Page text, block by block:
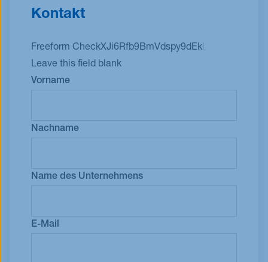
Kontakt
Freeform Check
Leave this field blank
Vorname
Nachname
Name des Unternehmens
E-Mail